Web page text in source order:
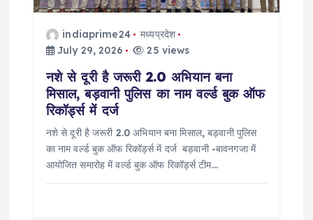
indiaprime24
मध्यप्रदेश
July 29, 2026
25 views
नशे से दूरी है जरूरी 2.0 अभियान बना
मिसाल, बड़वानी पुलिस का नाम वर्ल्ड बुक ऑफ
रिकॉर्ड्स में दर्ज
नशे से दूरी है जरूरी 2.0 अभियान बना मिसाल, बड़वानी पुलिस
का नाम वर्ल्ड बुक ऑफ रिकॉर्ड्स में दर्ज बड़वानी -बावनगजा में
आयोजित समारोह में वर्ल्ड बुक ऑफ रिकॉर्ड्स टीम…